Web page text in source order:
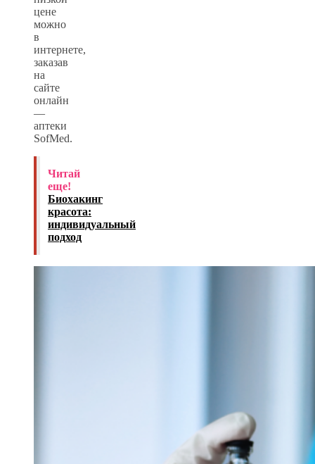
цене
можно
в
интернете,
заказав
на
сайте
онлайн
—
аптеки
SofMed.
Читай
еще!
Биохакинг
красота:
индивидуальный
подход